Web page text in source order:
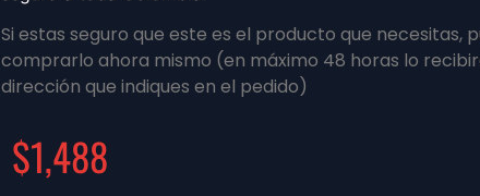
Si estas seguro que este es el producto que necesitas,
comprarlo ahora mismo (en máximo 48 horas lo
dirección que indiques en el pedido)
$1,488